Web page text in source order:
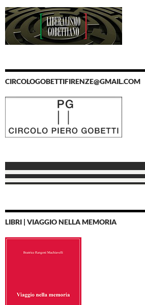
CIRCOLOGOBETTIFIRENZE@GMAIL.COM
LIBRI | VIAGGIO NELLA MEMORIA